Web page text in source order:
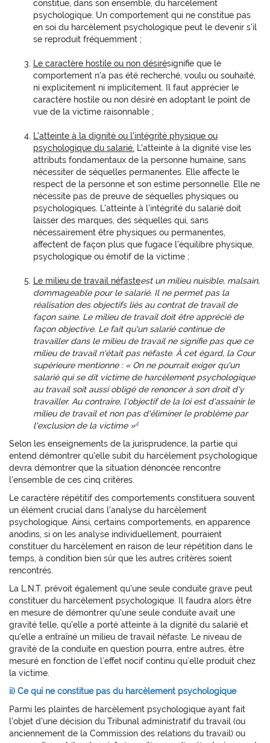
constitue, dans son ensemble, du harcèlement
psychologique. Un comportement qui ne constitue pas
en soi du harcèlement psychologique peut le devenir s'il
se reproduit fréquemment ;
Le caractère hostile ou non désirésignifie que le
comportement n'a pas été recherché, voulu ou souhaité,
ni explicitement ni implicitement. Il faut apprécier le
caractère hostile ou non désiré en adoptant le point de
vue de la victime raisonnable ;
L'atteinte à la dignité ou l'intégrité physique ou
psychologique du salarié. L'atteinte à la dignité vise les
attributs fondamentaux de la personne humaine, sans
nécessiter de séquelles permanentes. Elle affecte le
respect de la personne et son estime personnelle. Elle ne
nécessite pas de preuve de séquelles physiques ou
psychologiques. L'atteinte à l'intégrité du salarié doit
laisser des marques, des séquelles qui, sans
nécessairement être physiques ou permanentes,
affectent de façon plus que fugace l'équilibre physique,
psychologique ou émotif de la victime ;
Le milieu de travail néfasteest un milieu nuisible, malsain,
dommageable pour le salarié. Il ne permet pas la
réalisation des objectifs liés au contrat de travail de
façon saine. Le milieu de travail doit être apprécié de
façon objective. Le fait qu'un salarié continue de
travailler dans le milieu de travail ne signifie pas que ce
milieu de travail n'était pas néfaste. À cet égard, la Cour
supérieure mentionne : « On ne pourrait exiger qu'un
salarié qui se dit victime de harcèlement psychologique
au travail soit aussi obligé de renoncer à son droit d'y
travailler. Au contraire, l'objectif de la loi est d'assainir le
milieu de travail et non pas d'éliminer le problème par
l'exclusion de la victime »4
Selon les enseignements de la jurisprudence, la partie qui
entend démontrer qu'elle subit du harcèlement psychologique
devra démontrer que la situation dénoncée rencontre
l'ensemble de ces cinq critères.
Le caractère répétitif des comportements constituera souvent
un élément crucial dans l'analyse du harcèlement
psychologique. Ainsi, certains comportements, en apparence
anodins, si on les analyse individuellement, pourraient
constituer du harcèlement en raison de leur répétition dans le
temps, à condition bien sûr que les autres critères soient
rencontrés.
La L.N.T. prévoit également qu'une seule conduite grave peut
constituer du harcèlement psychologique. Il faudra alors être
en mesure de démontrer qu'une seule conduite avait une
gravité telle, qu'elle a porté atteinte à la dignité du salarié et
qu'elle a entraîné un milieu de travail néfaste. Le niveau de
gravité de la conduite en question pourra, entre autres, être
mesuré en fonction de l’effet nocif continu qu’elle produit chez
la victime.
ii) Ce qui ne constitue pas du harcèlement psychologique
Parmi les plaintes de harcèlement psychologique ayant fait
l'objet d'une décision du Tribunal administratif du travail (ou
anciennement de la Commission des relations du travail) ou